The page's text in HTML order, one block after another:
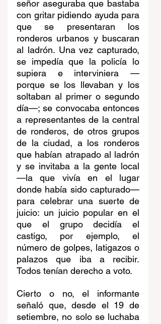
señor aseguraba que bastaba
con gritar pidiendo ayuda para
que se presentaran los
ronderos urbanos y buscaran
al ladrón. Una vez capturado,
se impedía que la policía lo
supiera e interviniera —
porque se los llevaban y los
soltaban al primer o segundo
día—; se convocaba entonces
a representantes de la central
de ronderos, de otros grupos
de la ciudad, a los ronderos
que habían atrapado al ladrón
y se invitaba a la gente local
—la que vivía en el lugar
donde había sido capturado—
para celebrar una suerte de
juicio: un juicio popular en el
que el grupo decidía el
castigo, por ejemplo, el
número de golpes, latigazos o
palazos que iba a recibir.
Todos tenían derecho a voto.
Cierto o no, el informante
señaló que, desde el 19 de
setiembre, no solo se luchaba